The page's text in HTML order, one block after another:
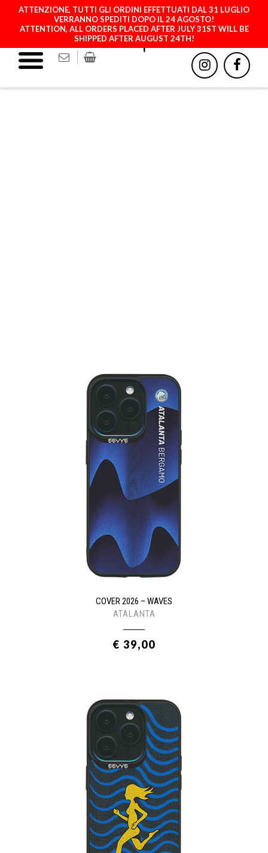
ATTENZIONE, TUTTI GLI ORDINI EFFETTUATI DAL 31 LUGLIO
VERRANNO SPEDITI DOPO IL 24 AGOSTO!
ATTENTION, ALL ORDERS PLACED AFTER JULY 31ST WILL BE
SHIPPED AFTER AUGUST 24TH!
COVER 2026 – WAVES
ATALANTA
€ 39,00